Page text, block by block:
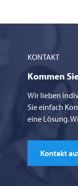
KONTAKT
Kommen
Wir lieben
Sie einfach
eine Lösung.
Kontakt